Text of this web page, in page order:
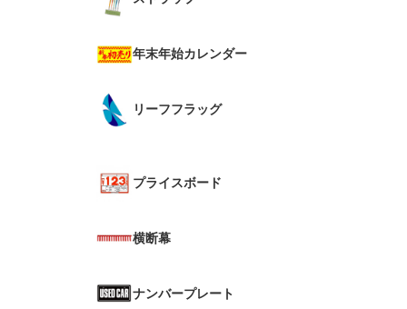
年末年始カレンダー
リーフフラッグ
プライスボード
横断幕
ナンバープレート